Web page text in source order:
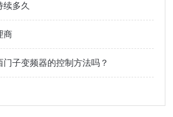
多久
商
子变频器的控制方法吗？